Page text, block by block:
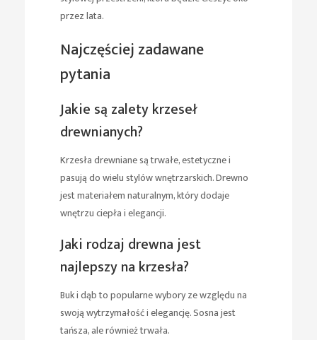
przez lata.
Najczęściej zadawane
pytania
Jakie są zalety krzeseł
drewnianych?
Krzesła drewniane są trwałe, estetyczne i
pasują do wielu stylów wnętrzarskich. Drewno
jest materiałem naturalnym, który dodaje
wnętrzu ciepła i elegancji.
Jaki rodzaj drewna jest
najlepszy na krzesła?
Buk i dąb to popularne wybory ze względu na
swoją wytrzymałość i elegancję. Sosna jest
tańsza, ale również trwała.